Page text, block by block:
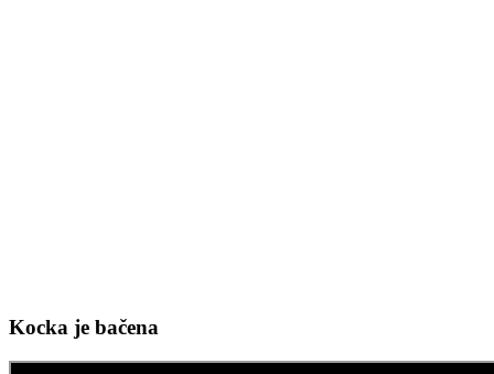
Kocka je bačena